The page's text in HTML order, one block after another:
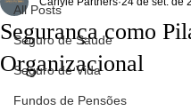
All Posts
Seguro de Saúde
Seguro de Vida
Fundos de Pensões
Segurança como
Organizacional